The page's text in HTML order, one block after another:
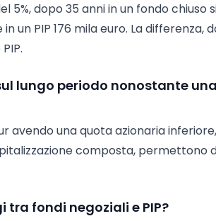
5%, dopo 35 anni in un fondo chiuso
un PIP 176 mila euro. La differenza,
lungo periodo nonostante una
avendo una quota azionaria inferiore,
composta, permettono
fondi negoziali e PIP?